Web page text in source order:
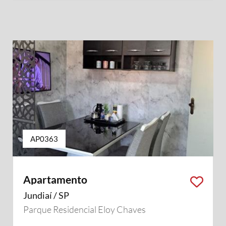
AP0363
Apartamento
Jundiaí / SP
Parque Residencial Eloy Chaves